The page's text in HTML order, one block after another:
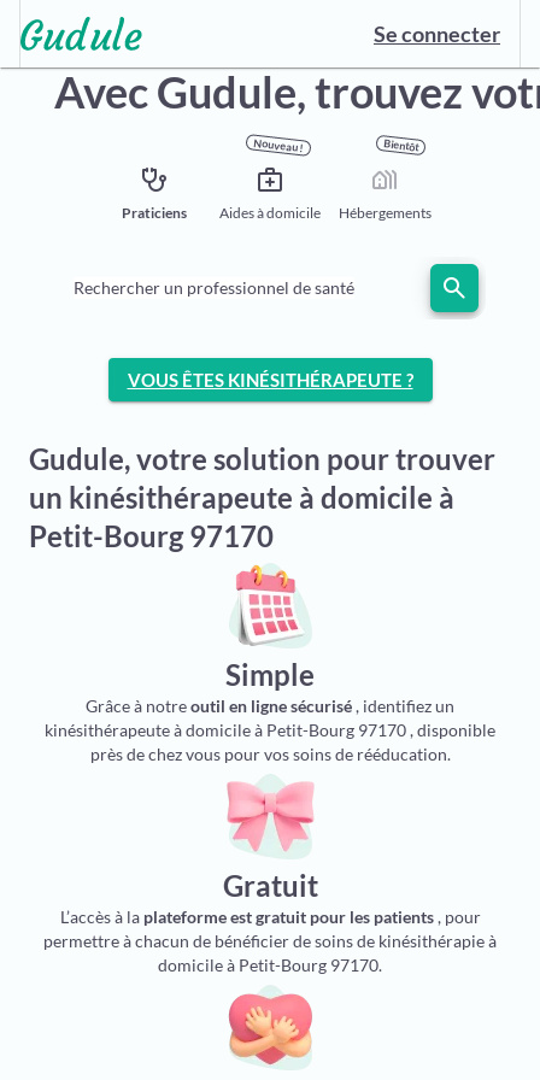
Se connecter
Avec Gudule,trouvez
stethoscope
Praticiens
Nouveau !
medical_services
Aides à domicile
Bientôt
holiday_village
Hébergements
Rechercher un professionnel de santé search
VOUS ÊTES KINÉSITHÉRAPEUTE ?
Gudule, votre solution pour trouver
un kinésithérapeute à domicile à
Petit-Bourg 97170
Simple
Grâce à notreoutil en ligne sécurisé, identifiez un
kinésithérapeute à domicile à Petit-Bourg 97170 , disponible
près de chez vous pour vos soins de rééducation.
Gratuit
L’accès à la plateforme est gratuit pour les patients, pour
permettre à chacun de bénéficier de soins de kinésithérapie à
domicile à Petit-Bourg 97170.